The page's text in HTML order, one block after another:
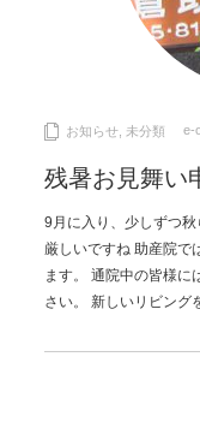
お知らせ 未分類 e-
残暑お見舞い
9月に入り、少しずつ
厳しいですね 助産院で
ます。 通院中の皆様に
さい。 新しいリビン